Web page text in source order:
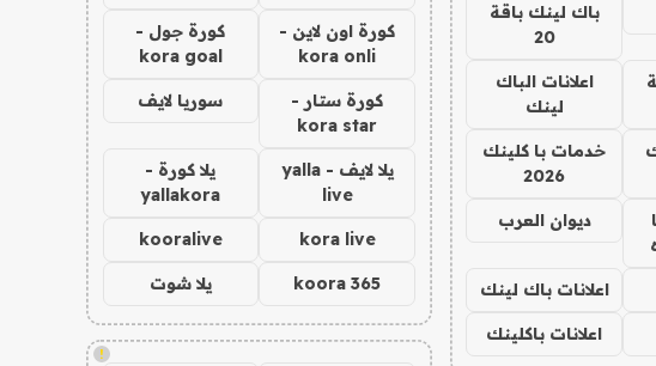
باك لينك باقة
20
اعلانات الباك
لينك
خدمات با كلينك
2026
ديوان العرب
اعلانات باك لينك
اعلانات باكلينك
كورة اون لاين -
kora onli
كورة جول -
kora goal
كورة ستار -
kora star
سوريا لايف
يلا لايف - yalla
live
يلا كورة -
yallakora
kora live
kooralive
koora 365 يلا شوت
!